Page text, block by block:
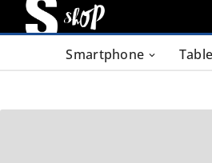
Smartphone